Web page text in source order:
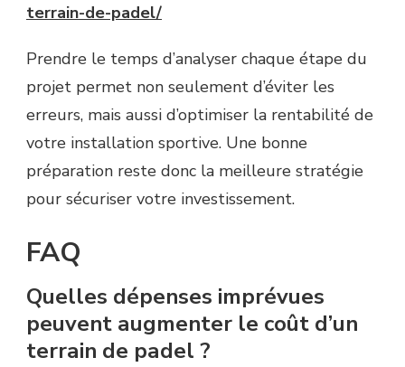
terrain-de-padel/
Prendre le temps d’analyser chaque étape du
projet permet non seulement d’éviter les
erreurs, mais aussi d’optimiser la rentabilité de
votre installation sportive. Une bonne
préparation reste donc la meilleure stratégie
pour sécuriser votre investissement.
FAQ
Quelles dépenses imprévues
peuvent augmenter le coût d’un
terrain de padel ?